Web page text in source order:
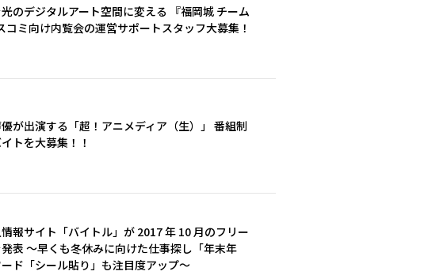
のデジタルアート空間に変える 『福岡城 チーム
コミ向け内覧会の運営サポートスタッフ大募集！
が出演する「超！アニメディア（生）」 番組制
トを大募集！！
報サイト「バイトル」が 2017 年 10 月のフリー
表 ～早くも冬休みに向けた仕事探し「年末年
ド「シール貼り」も注目度アップ～